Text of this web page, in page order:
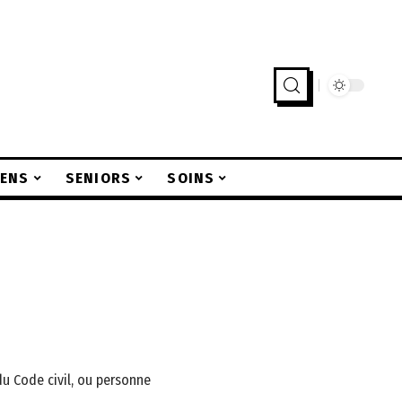
SENIORS SOINS
Code civil, ou personne